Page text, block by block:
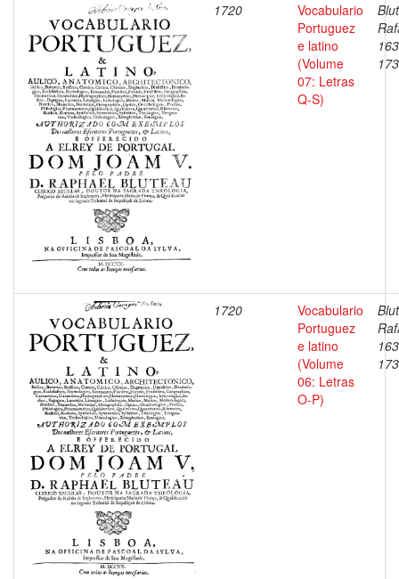
1720
Vocabulario
Portuguez
e latino
(Volume
07: Letras
Q-S)
1720
Vocabulario
Portuguez
e latino
(Volume
06: Letras
O-P)